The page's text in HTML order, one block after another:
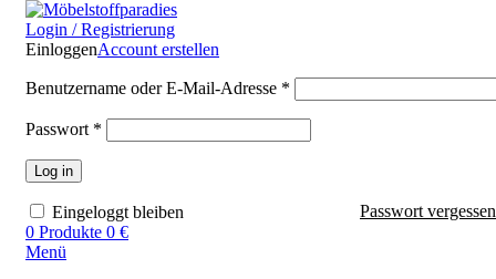
Login / Registrierung
EinloggenAccount erstellen
Benutzername oder E-Mail-Adresse *
Passwort *
Log in
Passwort
Eingeloggt bleiben
0 Produkte 0 €
Menü